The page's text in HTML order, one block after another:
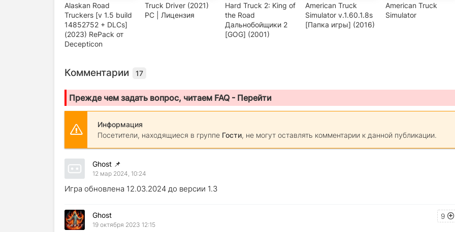
Alaskan Road
Truckers [v 1.5 build
14852752 + DLCs]
(2023) RePack от
Decepticon
Truck Driver (2021)
PC | Лицензия
Hard Truck 2: King of
the Road
Дальнобойщики 2
[GOG] (2001)
American Truck
Simulator v.1.60.1.8s
[Папка игры] (2016)
American Truck
Simulator
Комментарии 17
Прежде чем задать вопрос, читаем FAQ - Перейти
Информация
Посетители, находящиеся в группе Гости, не могут оставлять комментарии к данной публикации.
Ghost 📌
12 мар 2024, 10:24
Игра обновлена 12.03.2024 до версии 1.3
9
Ghost
19 октября 2023 12:15